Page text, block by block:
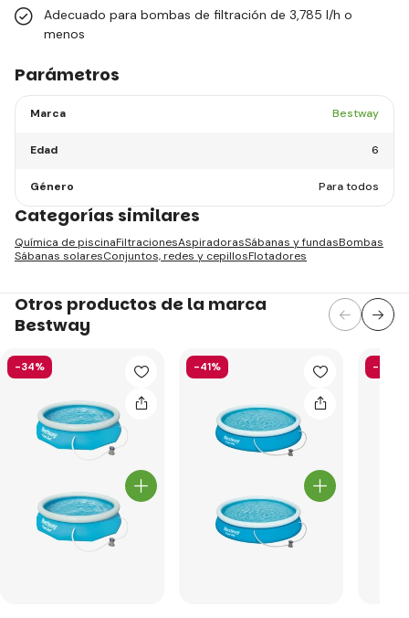
Adecuado para bombas de filtración de 3,785 l/h o
menos
Parámetros
Marca Bestway
Edad 6
Género Para todos
Categorías similares
Química de piscinaFiltracionesAspiradorasSábanas y fundasBombas
Sábanas solaresConjuntos, redes y cepillosFlotadores
Otros productos de la marca
Bestway
-34% -41% -52%